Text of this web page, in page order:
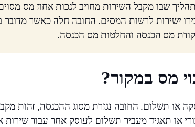
שבו מקבל השירות מחויב לנכות אחוז מס
ישירות לרשות המסים. החובה חלה כאשר מדובר
מס הכנסה והחלטות מס הכנסה.
מס במקור?
או תשלום. החובה נגזרת מסוג ההכנסה, זהות
או תאגיד מעביר תשלום לעוסק אחר עבור שירות